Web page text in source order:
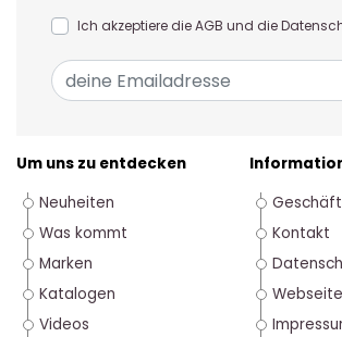
Ich akzeptiere die AGB und die
Um uns zu entdecken
Neuheiten
Was kommt
Marken
Katalogen
Videos
Kontakt